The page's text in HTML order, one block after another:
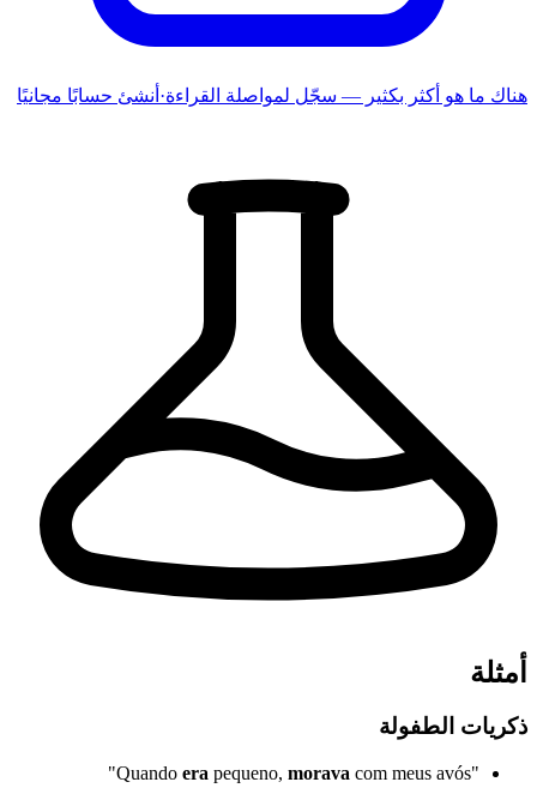
هناك ما هو أكثر بكثير — سجّل لمواصلة القراءة· أنشئ حسابًا مجانيًا
أمثلة
ذكريات الطفولة
"Quando
era pequeno, morava com meus avós"